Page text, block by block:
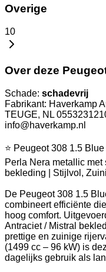
Overige
10
Over deze
Schade: schadevrij
Fabrikant: Haverkamp
TEUGE, NL
info@haverkamp.nl
⭐ Peugeot 308 1.5
Perla Nera metallic met
bekleding | Stijlvol,
De Peugeot 308 1.5
combineert efficiënte
hoog comfort.
Antraciet / Mistral
prettige en zuinige
(1499 cc – 96 kW) is
dagelijks gebruik als